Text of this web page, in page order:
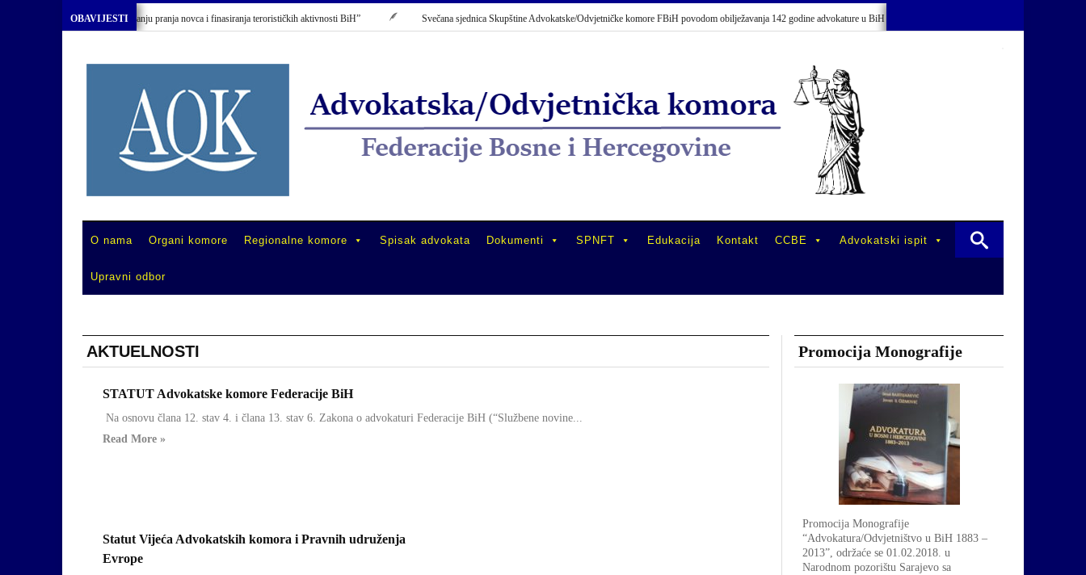
OBAVIJESTI
“Primjena Zakona o sprečavanju pranja novca i finasiranja terorističkih aktivnosti BiH” Svečana sjednica Skupštine Advokatske/Odvjetničke komore FBiH povodom obilježavanja 142 godine advokature u BiH
O nama Organi komore Regionalne komore Spisak advokata Dokumenti SPNFT Edukacija Kontakt CCBE Advokatski ispit
Upravni odbor
AKTUELNOSTI
STATUT Advokatske komore Federacije BiH
Na osnovu člana 12. stav 4. i člana 13. stav 6. Zakona o advokaturi Federacije BiH (“Službene novine...
Read More »
Dokumenti
Statut Vijeća Advokatskih komora i Pravnih udruženja
Evrope
Promocija Monografije
Promocija Monografije
“Advokatura/Odvjetništvo u BiH 1883 –
2013”, održaće se 01.02.2018. u
Narodnom pozorištu Sarajevo sa